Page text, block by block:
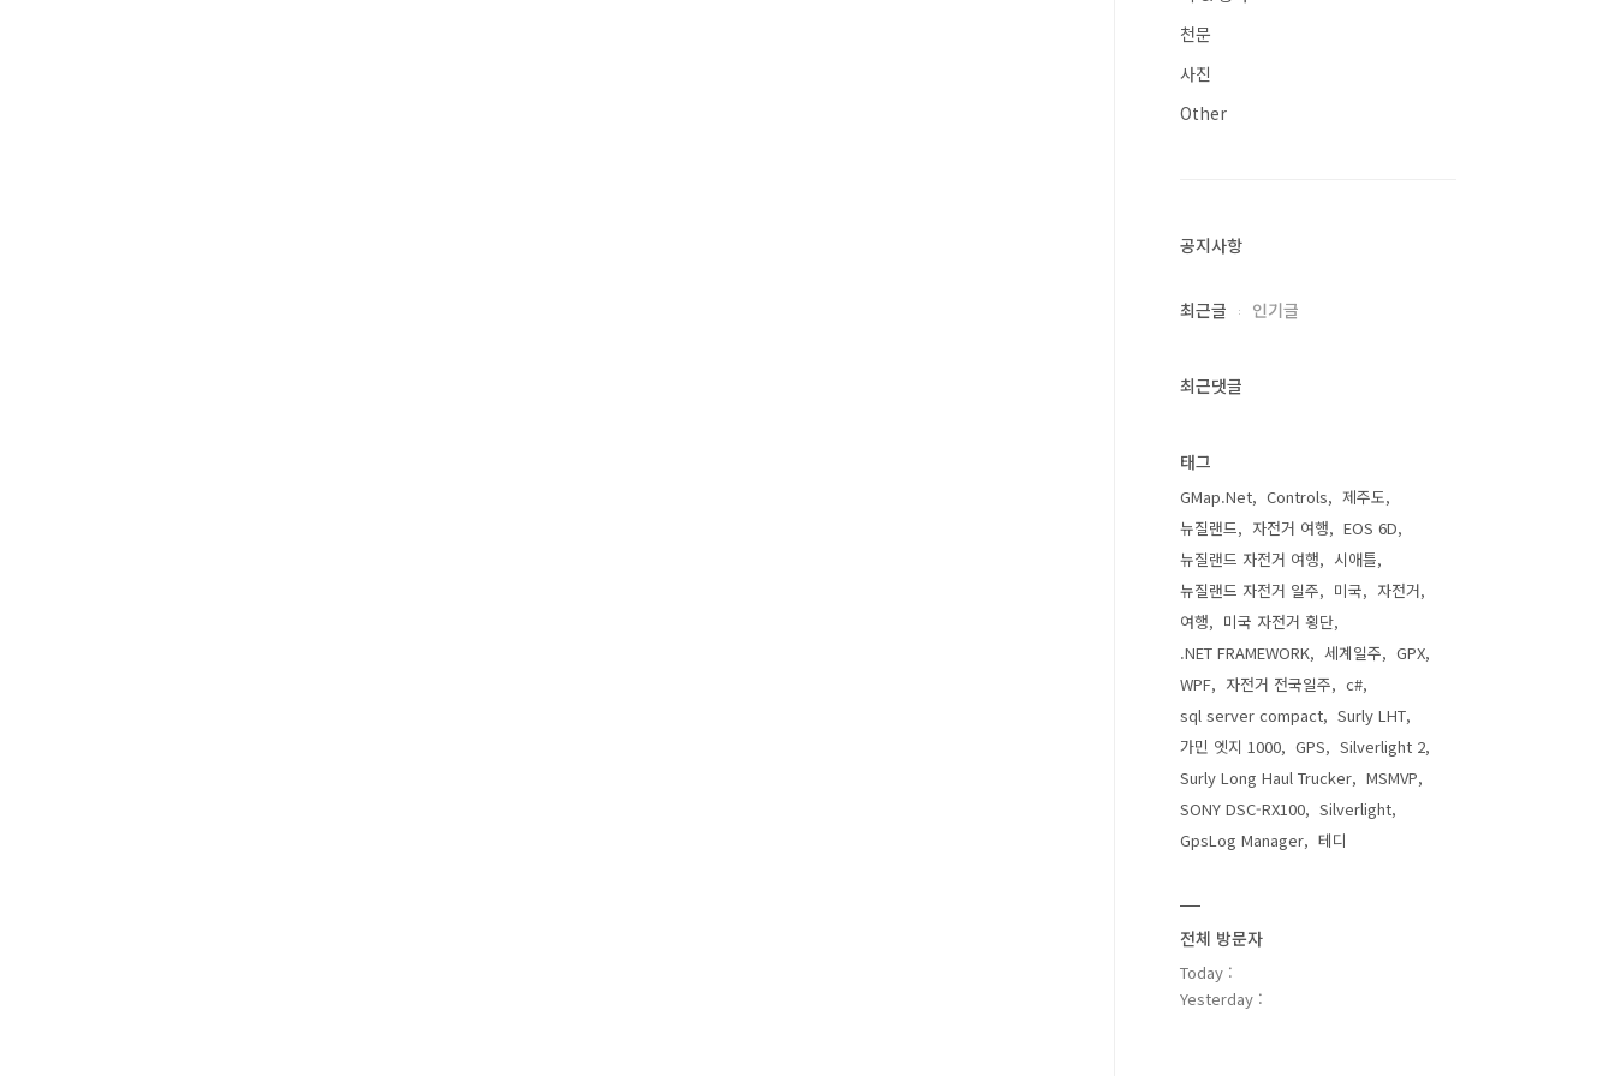
천문
사진
Other
공지사항
최근글 인기글
최근댓글
태그
GMap.Net Controls
제주도
뉴질랜드
자전거 여행
EOS 6D
뉴질랜드 자전거 여행
시애틀
뉴질랜드 자전거 일주
미국
자전거
여행
미국 자전거 횡단
.NET FRAMEWORK
세계일주
GPX
WPF
자전거 전국일주
c#
sql server compact
Surly LHT
가민 엣지 1000
GPS
Silverlight 2
Surly Long Haul Trucker
MSMVP
SONY DSC-RX100
Silverlight
GpsLog Manager
테디
전체 방문자
Today :
Yesterday :